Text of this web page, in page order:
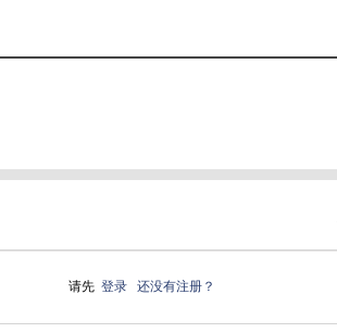
请先 登录 还没有注册？